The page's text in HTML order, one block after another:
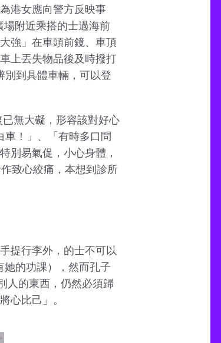
港女應向警方反映事
附近乘搭的士過海前
強」在車頭前鏡、車頂
上丟失物品後及時撥打
別到具體車輛，可以登
無大礙，形容該對好心
車！」、「有時多口問
別易氣促，小心身體，
致心絞痛，本想到診所
提行李外，的士不可以
的功課），然而孔子
人的東西，仍然必須歸
心比己」。